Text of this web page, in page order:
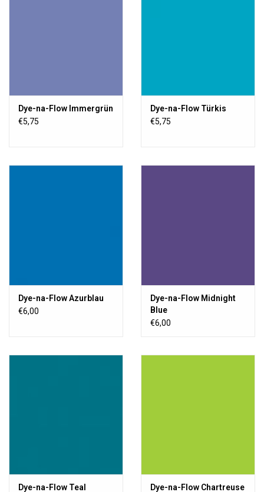
Dye-na-Flow Immergrün
€5,75
Dye-na-Flow Türkis
€5,75
Dye-na-Flow Azurblau
€6,00
Dye-na-Flow Midnight
Blue
€6,00
Dye-na-Flow Teal
Dye-na-Flow Chartreuse